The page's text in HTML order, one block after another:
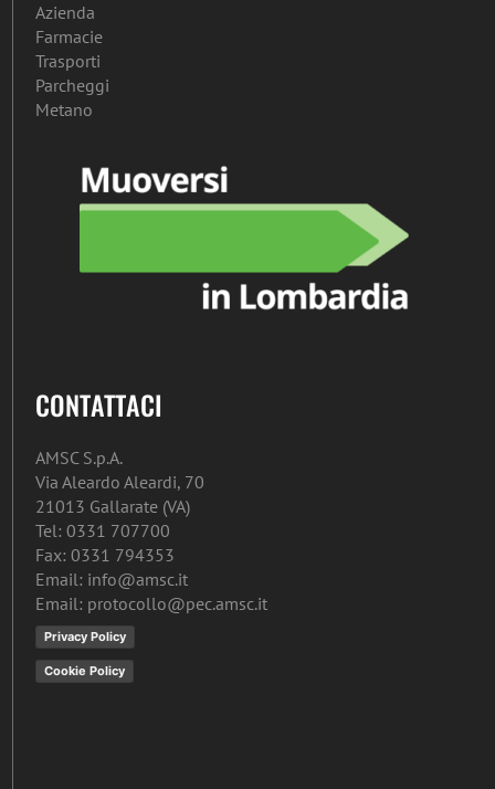
Azienda
Farmacie
Trasporti
Parcheggi
Metano
CONTATTACI
AMSC S.p.A.
Via Aleardo Aleardi, 70
21013 Gallarate (VA)
Tel: 0331 707700
Fax: 0331 794353
Email: info@amsc.it
Email: protocollo@pec.amsc.it
Privacy Policy
Cookie Policy